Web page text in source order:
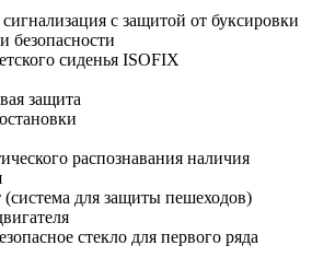
с защитой от буксировки
безопасности
сиденья ISOFIX
защита
распознавания наличия
для защиты пешеходов)
стекло для первого ряда